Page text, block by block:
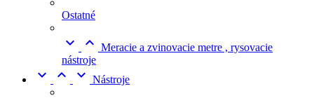
Ostatné
  Meracie a zvinovacie metre , rysovacie
nástroje
   Nástroje